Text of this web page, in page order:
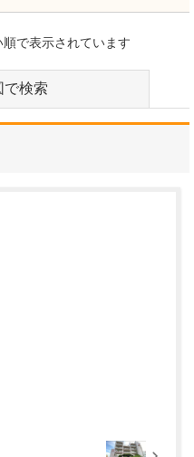
で表示されています
で検索
クリニック
、どのくらいの頻度で受けるとよ
などにも